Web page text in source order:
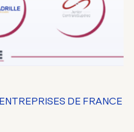
DE FRANCE